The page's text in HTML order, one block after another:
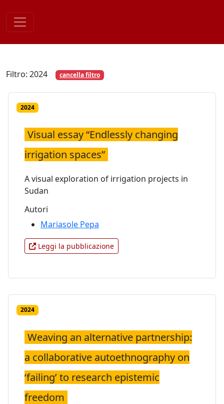
content
Filtro: 2024 cancella filtro
2024
Visual essay “Endlessly changing
irrigation spaces”
A visual exploration of irrigation projects in
Sudan
Autori
Mariasole Pepa
Leggi la pubblicazione
2024
Weaving an alternative partnership:
a collaborative autoethnography on
‘failing’ to research epistemic
freedom